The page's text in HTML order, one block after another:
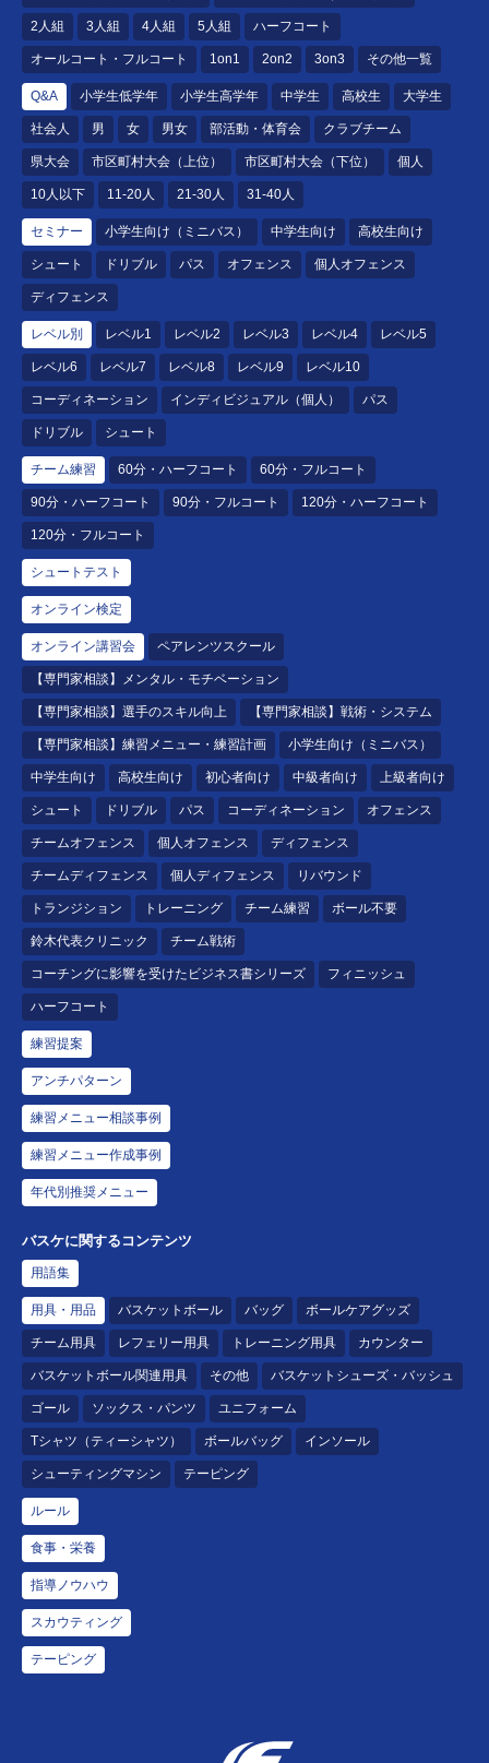
2人組 3人組 4人組 5人組 ハーフコート
オールコート・フルコート 1on1 2on2 3on3 その他一覧
Q&A 小学生低学年 小学生高学年 中学生 高校生 大学生
社会人 男 女 男女 部活動・体育会 クラブチーム
県大会 市区町村大会（上位） 市区町村大会（下位） 個人
10人以下 11-20人 21-30人 31-40人
セミナー 小学生向け（ミニバス） 中学生向け 高校生向け
シュート ドリブル パス オフェンス 個人オフェンス
ディフェンス
レベル別 レベル1 レベル2 レベル3 レベル4 レベル5
レベル6 レベル7 レベル8 レベル9 レベル10
コーディネーション インディビジュアル（個人） パス
ドリブル シュート
チーム練習 60分・ハーフコート 60分・フルコート
90分・ハーフコート 90分・フルコート 120分・ハーフコート
120分・フルコート
シュートテスト
オンライン検定
オンライン講習会 ペアレンツスクール
【専門家相談】メンタル・モチベーション
【専門家相談】選手のスキル向上 【専門家相談】戦術・システム
【専門家相談】練習メニュー・練習計画 小学生向け（ミニバス）
中学生向け 高校生向け 初心者向け 中級者向け 上級者向け
シュート ドリブル パス コーディネーション オフェンス
チームオフェンス 個人オフェンス ディフェンス
チームディフェンス 個人ディフェンス リバウンド
トランジション トレーニング チーム練習 ボール不要
鈴木代表クリニック チーム戦術
コーチングに影響を受けたビジネス書シリーズ フィニッシュ
ハーフコート
練習提案
アンチパターン
練習メニュー相談事例
練習メニュー作成事例
年代別推奨メニュー
バスケに関するコンテンツ
用語集
用具・用品 バスケットボール バッグ ボールケアグッズ
チーム用具 レフェリー用具 トレーニング用具 カウンター
バスケットボール関連用具 その他 バスケットシューズ・バッシュ
ゴール ソックス・パンツ ユニフォーム
Tシャツ（ティーシャツ） ボールバッグ インソール
シューティングマシン テーピング
ルール
食事・栄養
指導ノウハウ
スカウティング
テーピング